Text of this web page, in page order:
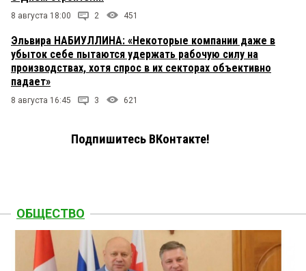
8 августа 18:00 2 451
Эльвира НАБИУЛЛИНА: «Некоторые компании даже в
убыток себе пытаются удержать рабочую силу на
производствах, хотя спрос в их секторах объективно
падает»
8 августа 16:45 3 621
Подпишитесь ВКонтакте!
ОБЩЕСТВО